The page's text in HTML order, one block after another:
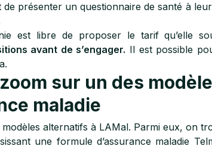
de présenter un questionnaire de santé à
est libre de proposer le tarif qu’elle
avant de s’engager. Il est possible
sur un des
maladie
alternatifs à LAMal. Parmi eux, on
une formule d’assurance maladie